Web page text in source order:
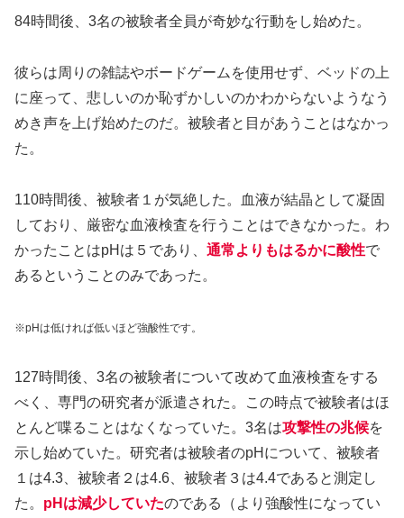
84時間後、3名の被験者全員が奇妙な行動をし始めた。
彼らは周りの雑誌やボードゲームを使用せず、ベッドの上
に座って、悲しいのか恥ずかしいのかわからないようなう
めき声を上げ始めたのだ。被験者と目があうことはなかっ
た。
110時間後、被験者１が気絶した。血液が結晶として凝固
しており、厳密な血液検査を行うことはできなかった。わ
かったことはpHは５であり、 通常よりもはるかに酸性で
あるということのみであった。
※pHは低ければ低いほど強酸性です。
127時間後、3名の被験者について改めて血液検査をする
べく、専門の研究者が派遣された。この時点で被験者はほ
とんど喋ることはなくなっていた。3名は攻撃性の兆候を
示し始めていた。研究者は被験者のpHについて、被験者
１は4.3、被験者２は4.6、被験者３は4.4であると測定し
た。 pHは減少していたのである（より強酸性になってい